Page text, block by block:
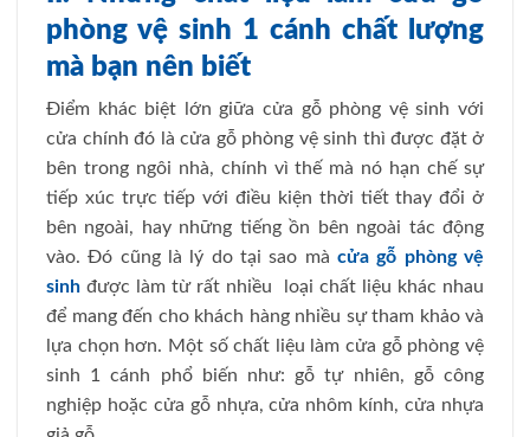
phòng vệ sinh 1 cánh chất lượng
mà bạn nên biết
Điểm khác biệt lớn giữa cửa gỗ phòng vệ sinh với
cửa chính đó là cửa gỗ phòng vệ sinh thì được đặt ở
bên trong ngôi nhà, chính vì thế mà nó hạn chế sự
tiếp xúc trực tiếp với điều kiện thời tiết thay đổi ở
bên ngoài, hay những tiếng ồn bên ngoài tác động
vào. Đó cũng là lý do tại sao mà cửa gỗ phòng vệ
sinh được làm từ rất nhiều loại chất liệu khác nhau
để mang đến cho khách hàng nhiều sự tham khảo và
lựa chọn hơn. Một số chất liệu làm cửa gỗ phòng vệ
sinh 1 cánh phổ biến như: gỗ tự nhiên, gỗ công
nghiệp hoặc cửa gỗ nhựa, cửa nhôm kính, cửa nhựa